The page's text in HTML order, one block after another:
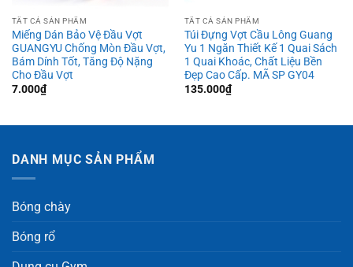
TẤT CẢ SẢN PHẨM
Miếng Dán Bảo Vệ Đầu Vợt
GUANGYU Chống Mòn Đầu Vợt,
Bám Dính Tốt, Tăng Độ Nặng
Cho Đầu Vợt
7.000₫
TẤT CẢ SẢN PHẨM
Túi Đựng Vợt Cầu Lông Guang
Yu 1 Ngăn Thiết Kế 1 Quai Sách
1 Quai Khoác, Chất Liệu Bền
Đẹp Cao Cấp. MÃ SP GY04
135.000₫
DANH MỤC SẢN PHẨM
Bóng chày
Bóng rổ